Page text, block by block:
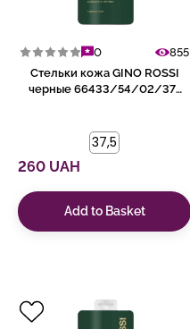
0
855
Стельки кожа GINO ROSSI
черные 66433/54/02/37-
37,5
260 UAH
Add to Basket